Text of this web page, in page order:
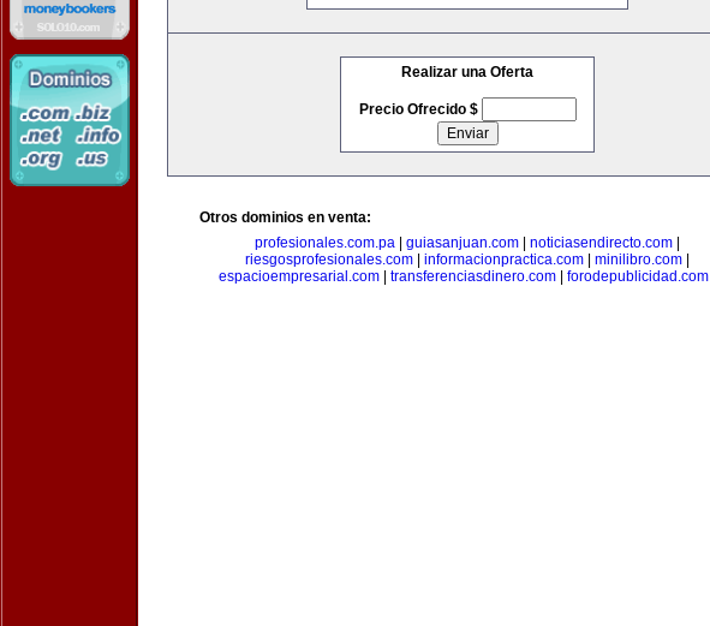
Realizar una Oferta
Precio Ofrecido $
Otros dominios en venta:
profesionales.com.pa
guiasanjuan.com noticiasendirecto.com
riesgosprofesionales.com
informacionpractica.com minilibro.com
espacioempresarial.com
transferenciasdinero.com forodepublicidad.com